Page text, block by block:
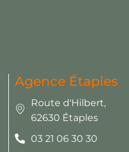
Agence Étaples
Route d'Hilbert,
62630 Étaples
03 21 06 30 30